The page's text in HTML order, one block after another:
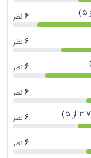
6 نظر
6 نظر
6 نظر
6 نظر
6 نظر
6 نظر